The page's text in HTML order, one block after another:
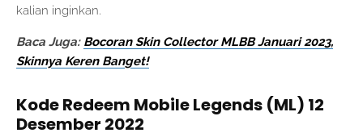
kalian inginkan.
Baca Juga: Bocoran Skin Collector MLBB Januari 2023,
Skinnya Keren Banget!
Kode Redeem Mobile Legends (ML) 12
Desember 2022